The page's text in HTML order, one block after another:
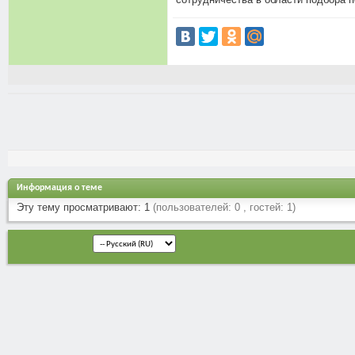
Информация о теме
Эту тему просматривают: 1 (пользователей: 0 , гостей: 1)